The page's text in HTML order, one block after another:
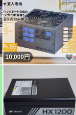
いいね！
10,000円